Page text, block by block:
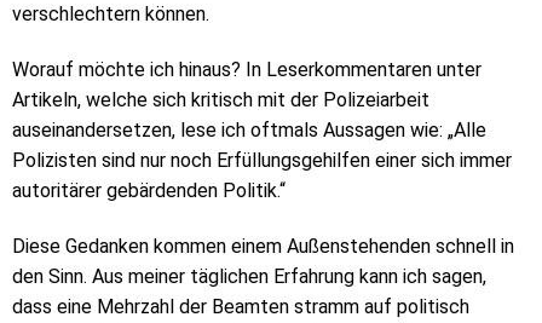
verschlechtern können.
Worauf möchte ich hinaus? In Leserkommentaren unter
Artikeln, welche sich kritisch mit der Polizeiarbeit
auseinandersetzen, lese ich oftmals Aussagen wie: „Alle
Polizisten sind nur noch Erfüllungsgehilfen einer sich immer
autoritärer gebärdenden Politik.“
Diese Gedanken kommen einem Außenstehenden schnell in
den Sinn. Aus meiner täglichen Erfahrung kann ich sagen,
dass eine Mehrzahl der Beamten stramm auf politisch